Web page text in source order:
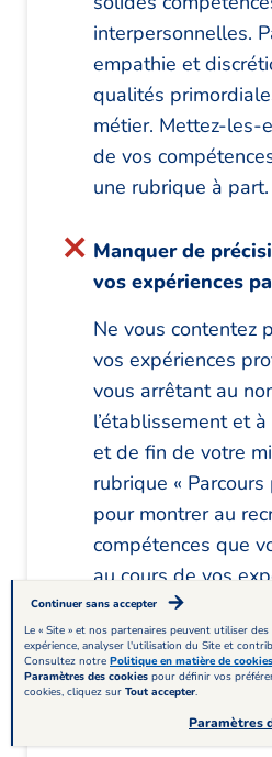
interpersonnelles.
empathie et
qualités
métier. Mettez-les-
de vos
une rubrique à part.
Manquer de
vos expériences
Ne vous contentez
vos expériences
vous arrêtant au
l’établissement et
et de fin de votre
rubrique «
pour montrer au
compétences que
au cours de vos
un exemple : «
l’autonomie
à 3 ans dans les
quotidienne
dents, prise des
Continuer sans accepter
Le « Site » et nos partenaires peuvent utiliser
expérience, analyser l'utilisation du Site et
Consultez notre Politique en matière de cookies
Paramètres des cookies pour définir vos
cookies, cliquez sur Tout accepter.
Paramètres